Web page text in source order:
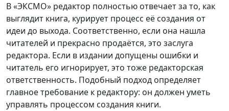
В «ЭКСМО» редактор полностью отвечает за то, как
выглядит книга, курирует процесс её создания от
идеи до выхода. Соответственно, если она нашла
читателей и прекрасно продаётся, это заслуга
редактора. Если в издании допущены ошибки и
читатель его игнорирует, это тоже редакторская
ответственность. Подобный подход определяет
главное требование к редактору: он должен уметь
управлять процессом создания книги.